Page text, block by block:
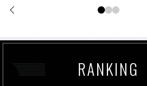
RANKING